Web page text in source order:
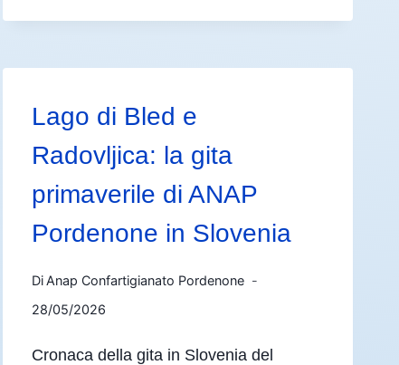
Lago di Bled e
Radovljica: la gita
primaverile di ANAP
Pordenone in Slovenia
DiAnap Confartigianato Pordenone
28/05/2026
Cronaca della gita in Slovenia del